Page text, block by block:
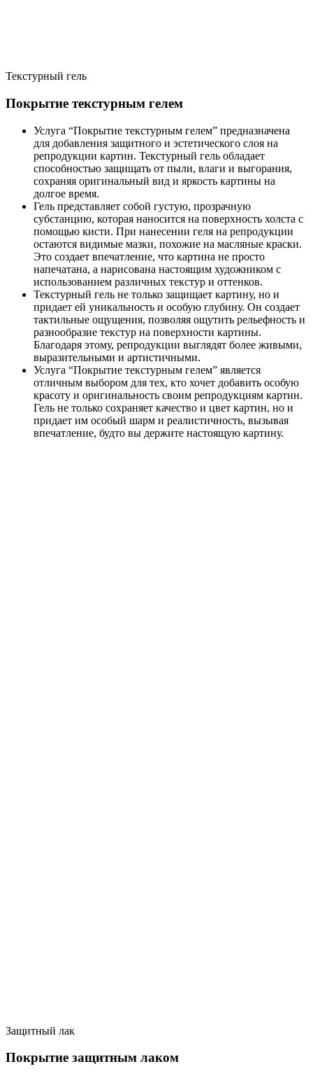
Текстурный гель
Покрытие текстурным гелем
Услуга “Покрытие текстурным гелем” предназначена
для добавления защитного и эстетического слоя на
репродукции картин. Текстурный гель обладает
способностью защищать от пыли, влаги и выгорания,
сохраняя оригинальный вид и яркость картины на
долгое время.
Гель представляет собой густую, прозрачную
субстанцию, которая наносится на поверхность холста с
помощью кисти. При нанесении геля на репродукции
остаются видимые мазки, похожие на масляные краски.
Это создает впечатление, что картина не просто
напечатана, а нарисована настоящим художником с
использованием различных текстур и оттенков.
Текстурный гель не только защищает картину, но и
придает ей уникальность и особую глубину. Он создает
тактильные ощущения, позволяя ощутить рельефность и
разнообразие текстур на поверхности картины.
Благодаря этому, репродукции выглядят более живыми,
выразительными и артистичными.
Услуга “Покрытие текстурным гелем” является
отличным выбором для тех, кто хочет добавить особую
красоту и оригинальность своим репродукциям картин.
Гель не только сохраняет качество и цвет картин, но и
придает им особый шарм и реалистичность, вызывая
впечатление, будто вы держите настоящую картину.
Защитный лак
Покрытие защитным лаком